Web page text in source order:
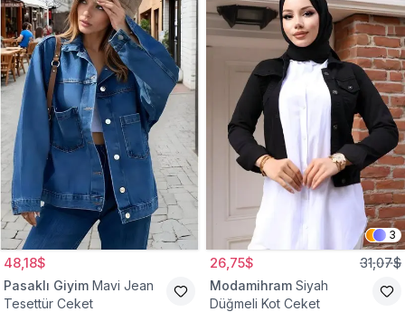
48,18$
Pasaklı Giyim Mavi Jean
Tesettür Ceket
3
26,75$ 31,07$
Modamihram Siyah
Düğmeli Kot Ceket